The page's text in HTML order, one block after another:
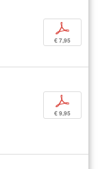
p
€ 7,95
p
€ 9,95